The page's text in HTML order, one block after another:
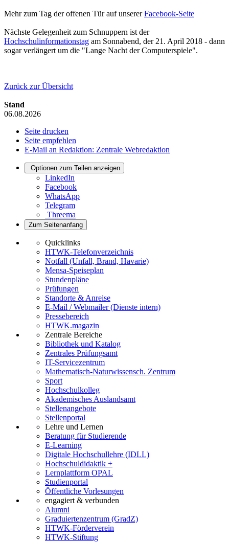
Mehr zum Tag der offenen Tür auf unsererFacebook-Seite
Nächste Gelegenheit zum Schnuppern ist der
Hochschulinformationstag am Sonnabend, der 21. April 2018 - dann
sogar verlängert um die "Lange Nacht der Computerspiele".
Zurück zur Übersicht
Stand
06.08.2026
Seite drucken
Seite empfehlen
E-Mail an Redaktion: Zentrale Webredaktion
Optionen zum Teilen anzeigen
LinkedIn
Facebook
WhatsApp
Telegram
Threema
Zum Seitenanfang
Quicklinks
HTWK-Telefonverzeichnis
Notfall (Unfall, Brand, Havarie)
Mensa-Speiseplan
Stundenpläne
Prüfungen
Standorte & Anreise
E-Mail / Webmailer (Dienste intern)
Pressebereich
HTWK.magazin
Zentrale Bereiche
Bibliothek und Katalog
Zentrales Prüfungsamt
IT-Servicezentrum
Mathematisch-Naturwissensch. Zentrum
Sport
Hochschulkolleg
Akademisches Auslandsamt
Stellenangebote
Stellenportal
Lehre und Lernen
Beratung für Studierende
E-Learning
Digitale Hochschullehre (IDLL)
Hochschuldidaktik +
Lernplattform OPAL
Studienportal
Öffentliche Vorlesungen
engagiert & verbunden
Alumni
Graduiertenzentrum (GradZ)
HTWK-Förderverein
HTWK-Stiftung